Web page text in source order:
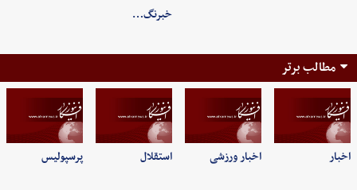
خبرنگ…
مطالب برتر
اخبار اخبار ورزشی استقلال پرسپولیس